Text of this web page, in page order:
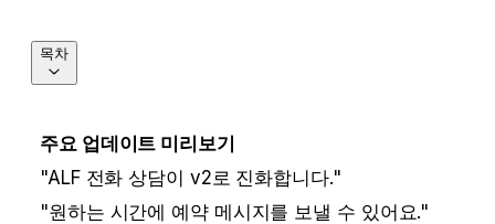
주요 업데이트 미리보기
"ALF 전화 상담이 v2로 진화합니다."
"원하는 시간에 예약 메시지를 보낼 수 있어요."
목차